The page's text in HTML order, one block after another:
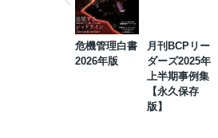
危機管理白書
2026年版
月刊BCPリー
ダーズ2025年
上半期事例集
【永久保存
版】